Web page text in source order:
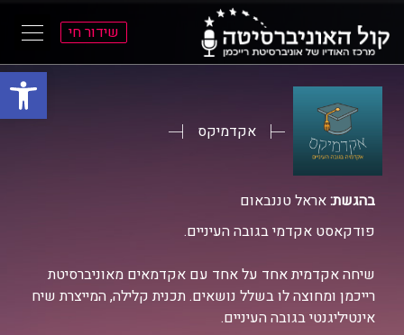
פתח
שידור חי
אקדמיקס
בהגשת:אראל טננבאום
פודקאסט אקדמי בגובה העיניים.
שיחה אקדמית אחד על אחד עם אקדמאים מאוניברסיטת
רייכמן ומחוצה לו בשלל נושאים. תכנית קלילה, המייצרת שיח
אינטיליגנטי בגובה העיניים.